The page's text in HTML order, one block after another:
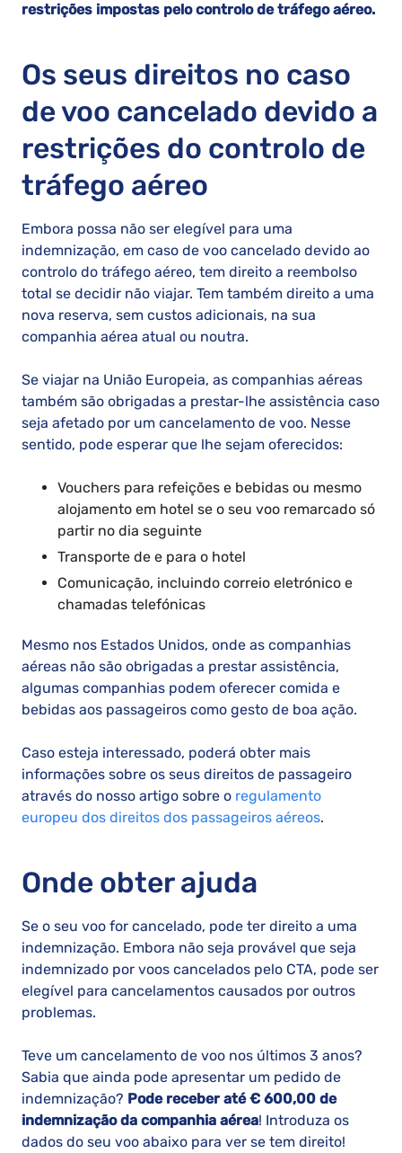
restrições impostas pelo controlo de tráfego aéreo.
Os seus direitos no caso
de voo cancelado devido a
restrições do controlo de
tráfego aéreo
Embora possa não ser elegível para uma
indemnização, em caso de voo cancelado devido ao
controlo do tráfego aéreo, tem direito a reembolso
total se decidir não viajar. Tem também direito a uma
nova reserva, sem custos adicionais, na sua
companhia aérea atual ou noutra.
Se viajar na União Europeia, as companhias aéreas
também são obrigadas a prestar-lhe assistência caso
seja afetado por um cancelamento de voo. Nesse
sentido, pode esperar que lhe sejam oferecidos:
Vouchers para refeições e bebidas ou mesmo
alojamento em hotel se o seu voo remarcado só
partir no dia seguinte
Transporte de e para o hotel
Comunicação, incluindo correio eletrónico e
chamadas telefónicas
Mesmo nos Estados Unidos, onde as companhias
aéreas não são obrigadas a prestar assistência,
algumas companhias podem oferecer comida e
bebidas aos passageiros como gesto de boa ação.
Caso esteja interessado, poderá obter mais
informações sobre os seus direitos de passageiro
através do nosso artigo sobre o regulamento
europeu dos direitos dos passageiros aéreos.
Onde obter ajuda
Se o seu voo for cancelado, pode ter direito a uma
indemnização. Embora não seja provável que seja
indemnizado por voos cancelados pelo CTA, pode ser
elegível para cancelamentos causados por outros
problemas.
Teve um cancelamento de voo nos últimos 3 anos?
Sabia que ainda pode apresentar um pedido de
indemnização? Pode receber até € 600,00 de
indemnização da companhia aérea! Introduza os
dados do seu voo abaixo para ver se tem direito!